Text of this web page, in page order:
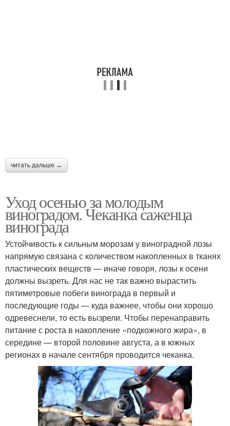
читать дальше →
Уход осенью за молодым
виноградом. Чеканка саженца
винограда
Устойчивость к сильным морозам у виноградной лозы
напрямую связана с количеством накопленных в тканях
пластических веществ — иначе говоря, лозы к осени
должны вызреть. Для нас не так важно вырастить
пятиметровые побеги винограда в первый и
последующие годы — куда важнее, чтобы они хорошо
одревеснели, то есть вызрели. Чтобы перенаправить
питание с роста в накопление «подкожного жира», в
середине — второй половине августа, а в южных
регионах в начале сентября проводится чеканка.